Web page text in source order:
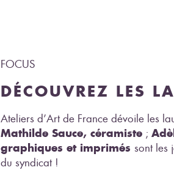
FOCUS
DÉCOUVREZ LES
Ateliers d’Art de France dévoile les
Mathilde Sauce, céramiste ;
graphiques et imprimés sont les
du syndicat !